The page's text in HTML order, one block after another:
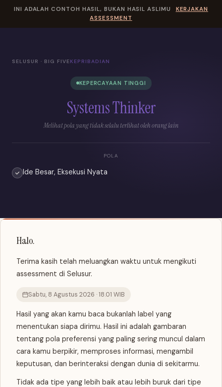
INI ADALAH CONTOH HASIL, BUKAN HASIL ASLIMU
KERJAKAN
ASSESSMENT
SELUSUR · BIG FIVEKEPRIBADIAN
KEPERCAYAAN TINGGI
Systems Thinker
Melihat pola yang tidak selalu terlihat oleh orang lain
POLA
Ide Besar, Eksekusi Nyata
Halo.
Terima kasih telah meluangkan waktu untuk mengikuti
assessment di Selusur.
Sabtu, 8 Agustus 2026 · 18.01 WIB
Hasil yang akan kamu baca bukanlah label yang
menentukan siapa dirimu. Hasil ini adalah gambaran
tentang pola preferensi yang paling sering muncul dalam
cara kamu berpikir, memproses informasi, mengambil
keputusan, dan berinteraksi dengan dunia di sekitarmu.
Tidak ada tipe yang lebih baik atau lebih buruk dari tipe